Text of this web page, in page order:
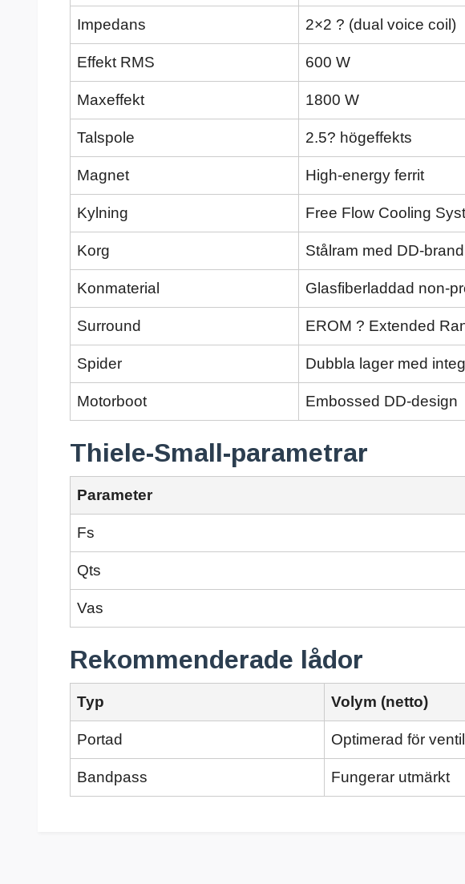
Impedans 2×2 ? (dual voice coil)
Effekt RMS 600 W
Maxeffekt 1800 W
Talspole 2.5? högeffekts
Magnet High-energy ferrit
Kylning Free Flow Cooling
Korg Stålram med DD-
Konmaterial Glasfiberladdad non-
Surround EROM ? Extended
Spider Dubbla lager med
Motorboot Embossed DD-design
Thiele-Small-parametrar
Parameter
Fs
Qts
Vas
Rekommenderade lådor
Typ Volym (netto)
Portad Optimerad för
Bandpass Fungerar utmärkt